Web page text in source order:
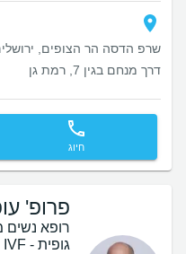
שרפ הדסה הר הצופים,
דרך מנחם בגין 7, רמת גן
חיוג
פרופ'
רופא נשים
גופית - IVF בתל אביב